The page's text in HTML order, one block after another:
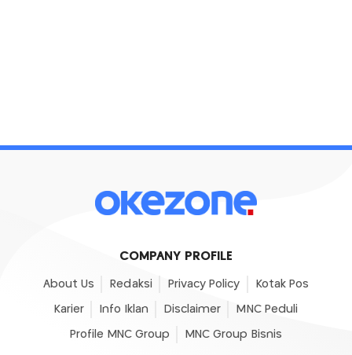
COMPANY PROFILE
About Us Redaksi Privacy Policy Kotak Pos
Karier Info Iklan Disclaimer MNC Peduli
Profile MNC Group MNC Group Bisnis